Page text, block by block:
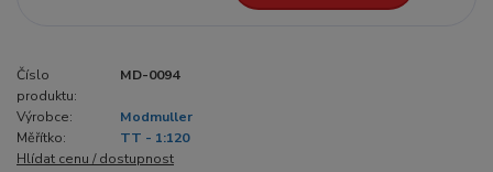
Číslo
produktu:
MD-0094
Výrobce:
Modmuller
Měřítko:
TT - 1:120
Hlídat cenu / dostupnost